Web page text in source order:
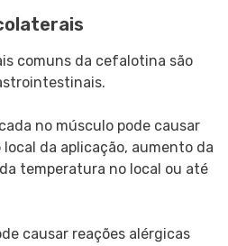
comuns da cefalotina são
no músculo pode causar
da aplicação, aumento da
temperatura no local ou até
causar reações alérgicas